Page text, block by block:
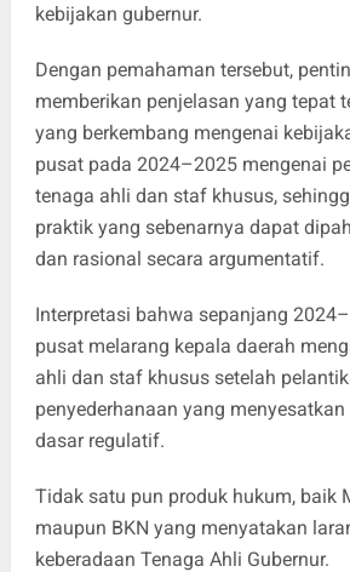
kebijakan gubernur.
Dengan pemahaman tersebut,
memberikan penjelasan yang tepat
yang berkembang mengenai
pusat pada 2024–2025 mengenai
tenaga ahli dan staf khusus,
praktik yang sebenarnya dapat
dan rasional secara argumentatif.
Interpretasi bahwa sepanjang
pusat melarang kepala daerah
ahli dan staf khusus setelah
penyederhanaan yang
dasar regulatif.
Tidak satu pun produk hukum, baik
maupun BKN yang menyatakan
keberadaan Tenaga Ahli Gubernur.